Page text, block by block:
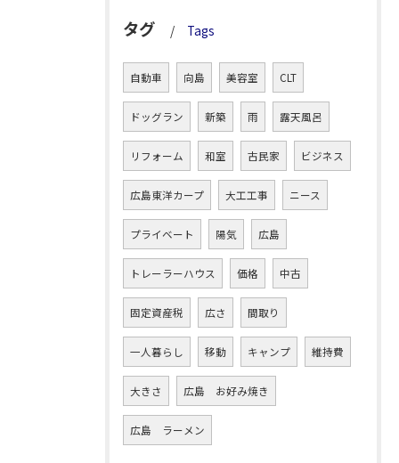
タグ Tags
自動車 向島 美容室 CLT
ドッグラン 新築 雨 露天風呂
リフォーム 和室 古民家 ビジネス
広島東洋カープ 大工工事 ニース
プライベート 陽気 広島
トレーラーハウス 価格 中古
固定資産税 広さ 間取り
一人暮らし 移動 キャンプ 維持費
大きさ 広島 お好み焼き
広島 ラーメン